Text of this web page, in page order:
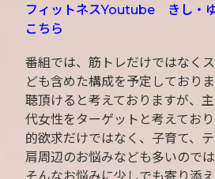
フィットネスYoutube きし・
こちら
番組では、筋トレだけではなく
ども含めた構成を予定しており
聴頂けると考えておりますが、
代女性をターゲットと考えてお
的欲求だけではなく、子育て、
肩周辺のお悩みなども多いので
そんなお悩みに少しでも寄り添